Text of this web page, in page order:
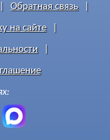
Обратная связь
на сайте